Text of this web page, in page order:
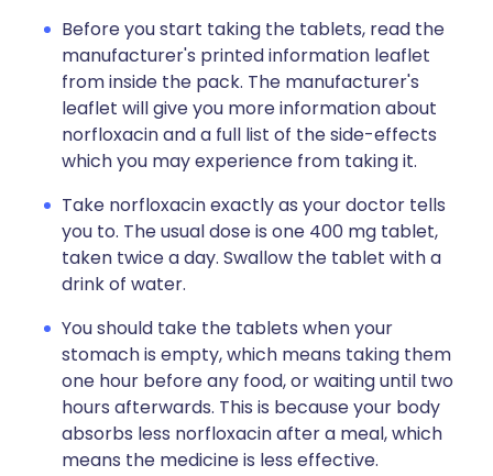
Before you start taking the tablets, read the
manufacturer's printed information leaflet
from inside the pack. The manufacturer's
leaflet will give you more information about
norfloxacin and a full list of the side-effects
which you may experience from taking it.
Take norfloxacin exactly as your doctor tells
you to. The usual dose is one 400 mg tablet,
taken twice a day. Swallow the tablet with a
drink of water.
You should take the tablets when your
stomach is empty, which means taking them
one hour before any food, or waiting until two
hours afterwards. This is because your body
absorbs less norfloxacin after a meal, which
means the medicine is less effective.